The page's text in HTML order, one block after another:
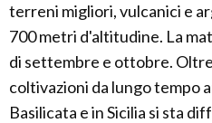
terreni migliori, vulcanici e
700 metri d'altitudine. La
di settembre e ottobre.
coltivazioni da lungo tempo
Basilicata e in Sicilia si sta